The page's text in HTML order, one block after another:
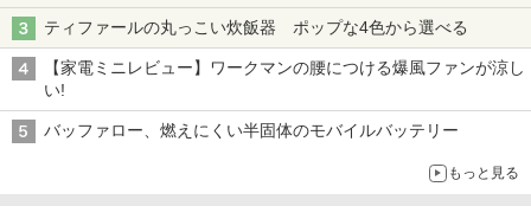
ティファールの丸っこい炊飯器 ポップな4色から選べる
【家電ミニレビュー】ワークマンの腰につける爆風ファンが涼し
い!
バッファロー、燃えにくい半固体のモバイルバッテリー
もっと見る